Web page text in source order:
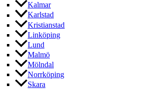
Kalmar
Karlstad
Kristianstad
Linköping
Lund
Malmö
Mölndal
Norrköping
Skara